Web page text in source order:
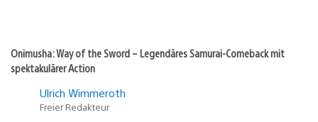
Onimusha: Way of the Sword – Legendäres Samurai-Comeback mit
spektakulärer Action
Ulrich Wimmeroth
Freier Redakteur